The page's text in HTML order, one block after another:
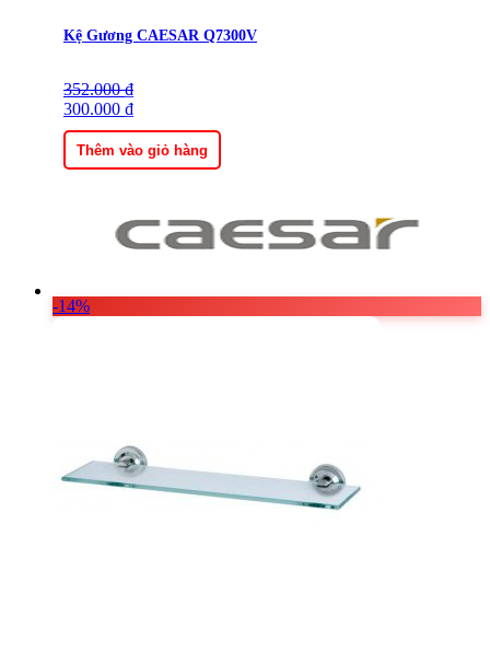
Kệ Gương CAESAR Q7300V
352.000₫
Giá
gốc
là:
352.000 ₫.
300.000 ₫
Giá
hiện
tại
là:
300.000 ₫.
Thêm vào giỏ hàng
-14%